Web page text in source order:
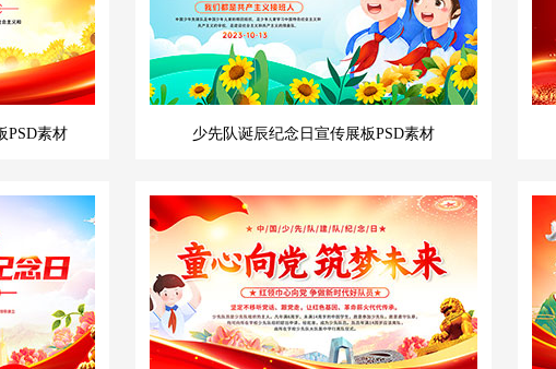
PSD素材 少先队诞辰纪念日宣传展板PSD素材